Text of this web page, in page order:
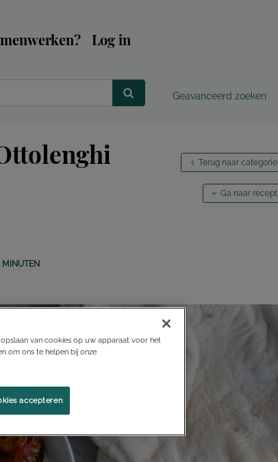
Log in
Geavanceerd zoeken
MINUTEN
Terug naar categorie
Ga naar recept
van cookies op uw apparaat voor het
om ons te helpen bij onze
accepteren